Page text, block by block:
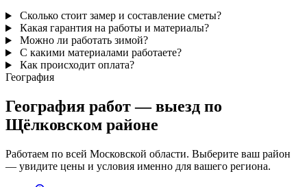
Сколько стоит замер и составление сметы?
Какая гарантия на работы и материалы?
Можно ли работать зимой?
С какими материалами работаете?
Как происходит оплата?
География
География работ — выезд по
Щёлковском районе
Работаем по всей Московской области. Выберите ваш район
— увидите цены и условия именно для вашего региона.